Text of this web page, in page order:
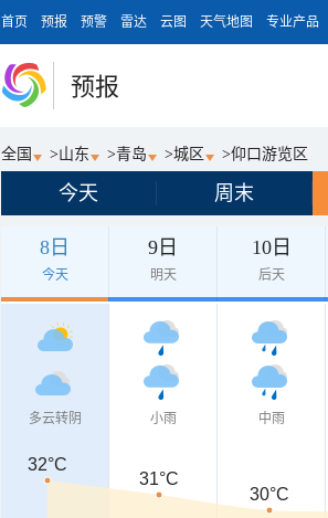
首页 预报 预警 雷达 云图 天气地图 专业产品
预报
全国 >山东 >青岛 >城区 >仰口游览区
今天 周末
8日
今天
9日
明天
10日
后天
多云转阴 小雨 中雨
32°C
31°C
30°C